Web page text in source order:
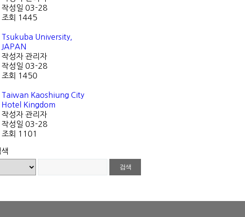
작성일 03-28
조회
1445
Tsukuba University,
JAPAN
작성자 관리자
작성일 03-28
조회
1450
Taiwan Kaoshiung City
Hotel Kingdom
작성자 관리자
작성일 03-28
조회
1101